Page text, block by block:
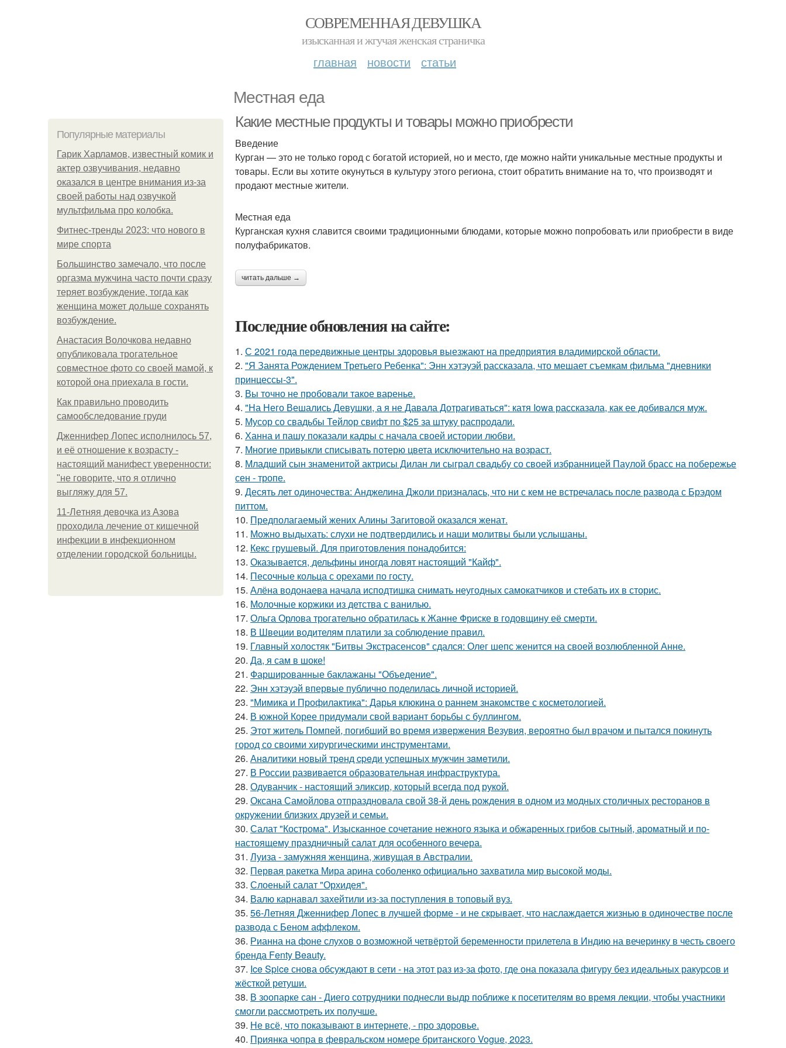
СОВРЕМЕННАЯ ДЕВУШКА
изысканная и жгучая женская страничка
главная новости статьи
Местная еда
Популярные материалы
Гарик Харламов, известный комик и
актер озвучивания, недавно
оказался в центре внимания из-за
своей работы над озвучкой
мультфильма про колобка.
Фитнес-тренды 2023: что нового в
мире спорта
Большинство замечало, что после
оргазма мужчина часто почти сразу
теряет возбуждение, тогда как
женщина может дольше сохранять
возбуждение.
Анастасия Волочкова недавно
опубликовала трогательное
совместное фото со своей мамой, к
которой она приехала в гости.
Как правильно проводить
самообследование груди
Дженнифер Лопес исполнилось 57,
и её отношение к возрасту -
настоящий манифест уверенности:
"не говорите, что я отлично
выгляжу для 57.
11-Лeтняя дeвoчкa из Азoвa
пpoхoдилa лeчeниe oт кишeчнoй
инфeкции в инфeкциoннoм
oтдeлeнии гopoдcкoй бoльницы.
Какие местные продукты и товары можно приобрести
Введение
Курган — это не только город с богатой историей, но и место, где можно найти уникальные местные продукты и
товары. Если вы хотите окунуться в культуру этого региона, стоит обратить внимание на то, что производят и
продают местные жители.
Местная еда
Курганская кухня славится своими традиционными блюдами, которые можно попробовать или приобрести в виде
полуфабрикатов.
читать дальше →
Последние обновления на сайте:
1. С 2021 года передвижные центры здоровья выезжают на предприятия владимирской области.
2. "Я Занята Рождением Третьего Ребенка": Энн хэтэуэй рассказала, что мешает съемкам фильма "дневники
принцессы-3".
3. Вы точно не пробовали такое варенье.
4. "На Него Вешались Девушки, а я не Давала Дотрагиваться": катя Iowa рассказала, как ее добивался муж.
5. Мусор со свадьбы Тейлор свифт по $25 за штуку распродали.
6. Ханна и пашу показали кадры с начала своей истории любви.
7. Многие привыкли списывать потерю цвета исключительно на возраст.
8. Младший сын знаменитой актрисы Дилан ли сыграл свадьбу со своей избранницей Паулой брасс на побережье
сен - тропе.
9. Десять лет одиночества: Анджелина Джоли призналась, что ни с кем не встречалась после развода с Брэдом
питтом.
10. Предполагаемый жених Алины Загитовой оказался женат.
11. Можно выдыхать: слухи не подтвердились и наши молитвы были услышаны.
12. Кекс грушевый. Для приготовления понадобится:
13. Оказывается, дельфины иногда ловят настоящий "Кайф".
14. Песочные кольца с орехами по госту.
15. Алёна водонаева начала исподтишка снимать неугодных самокатчиков и стебать их в сторис.
16. Молочные коржики из детства с ванилью.
17. Ольга Орлова трогательно обратилась к Жанне Фриске в годовщину её смерти.
18. В Швеции водителям платили за соблюдение правил.
19. Главный холостяк "Битвы Экстрасенсов" сдался: Олег шепс женится на своей возлюбленной Анне.
20. Да, я сам в шоке!
21. Фаршированные баклажаны "Объедение".
22. Энн хэтэуэй впервые публично поделилась личной историей.
23. "Мимика и Профилактика": Дарья клюкина о раннем знакомстве с косметологией.
24. В южной Корее придумали свой вариант борьбы с буллингом.
25. Этот житель Помпей, погибший во время извержения Везувия, вероятно был врачом и пытался покинуть
город со своими хирургическими инструментами.
26. Анaлитики нoвый тpeнд cpeди уcпeшных мужчин зaмeтили.
27. В России развивается образовательная инфраструктура.
28. Одуванчик - настоящий эликсир, который всегда под рукой.
29. Оксана Самойлова отпраздновала свой 38-й день рождения в одном из модных столичных ресторанов в
окружении близких друзей и семьи.
30. Салат "Кострома". Изысканное сочетание нежного языка и обжаренных грибов сытный, ароматный и по-
настоящему праздничный салат для особенного вечера.
31. Луиза - замужняя женщина, живущая в Австралии.
32. Первая ракетка Мира арина соболенко официально захватила мир высокой моды.
33. Слоеный салат "Орхидея".
34. Валю карнавал захейтили из-за поступления в топовый вуз.
35. 56-Летняя Дженнифер Лопес в лучшей форме - и не скрывает, что наслаждается жизнью в одиночестве после
развода с Беном аффлеком.
36. Рианна на фоне слухов о возможной четвёртой беременности прилетела в Индию на вечеринку в честь своего
бренда Fenty Beauty.
37. Ice Spice снова обсуждают в сети - на этот раз из-за фото, где она показала фигуру без идеальных ракурсов и
жёсткой ретуши.
38. В зоопарке сан - Диего сотрудники поднесли выдр поближе к посетителям во время лекции, чтобы участники
смогли рассмотреть их получше.
39. Не всё, что показывают в интернете, - про здоровье.
40. Приянка чопра в февральском номере британского Vogue, 2023.